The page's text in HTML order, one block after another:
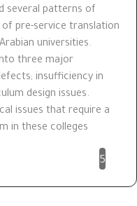
several patterns of
pre-service translation
universities.
three major
insufficiency in
design issues.
issues that require a
in these colleges.
5